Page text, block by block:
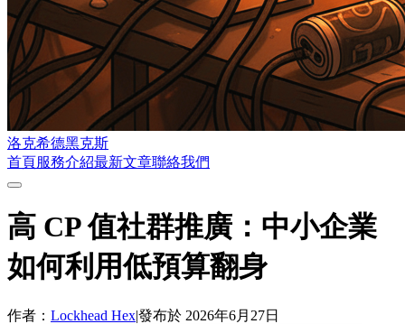
洛克希德黑克斯
首頁服務介紹最新文章聯絡我們
高 CP 值社群推廣：中小企業
如何利用低預算翻身
作者： Lockhead Hex|發布於 2026年6月27日